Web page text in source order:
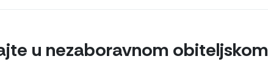
u nezaboravnom obiteljskom